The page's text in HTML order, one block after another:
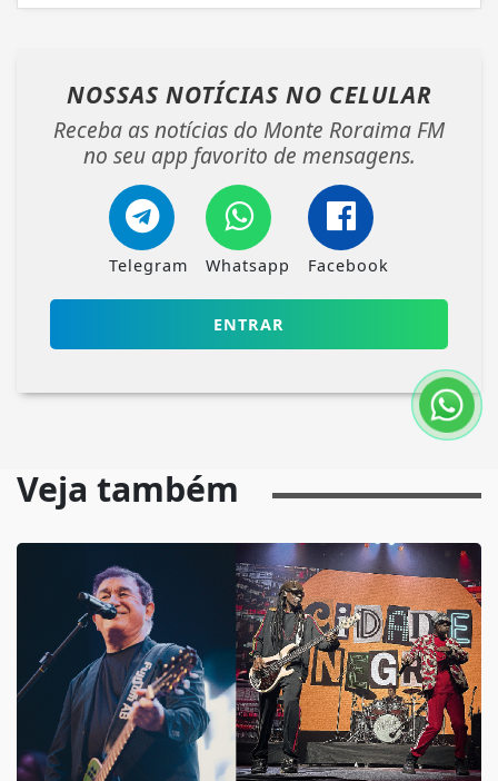
NOSSAS NOTÍCIAS NO CELULAR
Receba as notícias do Monte Roraima FM
no seu app favorito de mensagens.
Telegram Whatsapp Facebook
ENTRAR
Veja também